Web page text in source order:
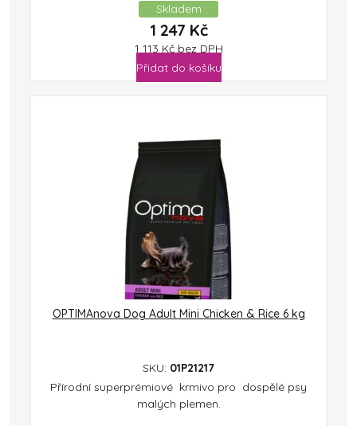
Skladem
1 247 Kč
1 113 Kč bez DPH
Přidat do košíku
OPTIMAnova Dog Adult Mini Chicken & Rice 6 kg
SKU: 01P21217
Přírodní superprémiové krmivo pro dospělé psy
malých plemen.